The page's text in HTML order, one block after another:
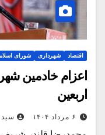
اقتصاد شهرداری شورای
اعزام خادمین
اربعین
۶ مرداد ۱۴۰۴